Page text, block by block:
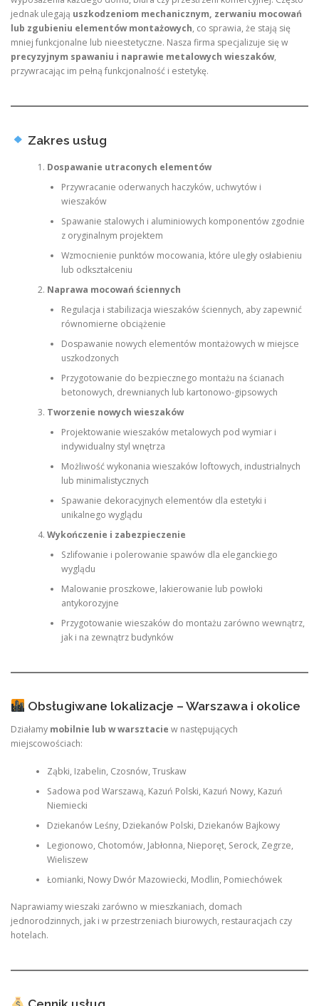
jednak ulegają uszkodzeniom mechanicznym, zerwaniu mocowań
lub zgubieniu elementów montażowych, co sprawia, że stają się
mniej funkcjonalne lub nieestetyczne. Nasza firma specjalizuje się w
precyzyjnym spawaniu i naprawie metalowych wieszaków,
przywracając im pełną funkcjonalność i estetykę.
Zakres usług
Dospawanie utraconych elementów
Przywracanie oderwanych haczyków, uchwytów i
wieszaków
Spawanie stalowych i aluminiowych komponentów zgodnie
z oryginalnym projektem
Wzmocnienie punktów mocowania, które uległy osłabieniu
lub odkształceniu
Naprawa mocowań ściennych
Regulacja i stabilizacja wieszaków ściennych, aby zapewnić
równomierne obciążenie
Dospawanie nowych elementów montażowych w miejsce
uszkodzonych
Przygotowanie do bezpiecznego montażu na ścianach
betonowych, drewnianych lub kartonowo-gipsowych
Tworzenie nowych wieszaków
Projektowanie wieszaków metalowych pod wymiar i
indywidualny styl wnętrza
Możliwość wykonania wieszaków loftowych, industrialnych
lub minimalistycznych
Spawanie dekoracyjnych elementów dla estetyki i
unikalnego wyglądu
Wykończenie i zabezpieczenie
Szlifowanie i polerowanie spawów dla eleganckiego
wyglądu
Malowanie proszkowe, lakierowanie lub powłoki
antykorozyjne
Przygotowanie wieszaków do montażu zarówno wewnątrz,
jak i na zewnątrz budynków
Obsługiwane lokalizacje – Warszawa i okolice
Działamy mobilnie lub w warsztacie w następujących
miejscowościach:
Ząbki, Izabelin, Czosnów, Truskaw
Sadowa pod Warszawą, Kazuń Polski, Kazuń Nowy, Kazuń
Niemiecki
Dziekanów Leśny, Dziekanów Polski, Dziekanów Bajkowy
Legionowo, Chotomów, Jabłonna, Nieporęt, Serock, Zegrze,
Wieliszew
Łomianki, Nowy Dwór Mazowiecki, Modlin, Pomiechówek
Naprawiamy wieszaki zarówno w mieszkaniach, domach
jednorodzinnych, jak i w przestrzeniach biurowych, restauracjach czy
hotelach.